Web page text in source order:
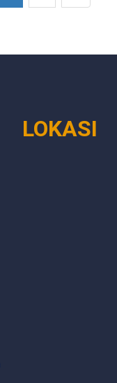
LOKASI